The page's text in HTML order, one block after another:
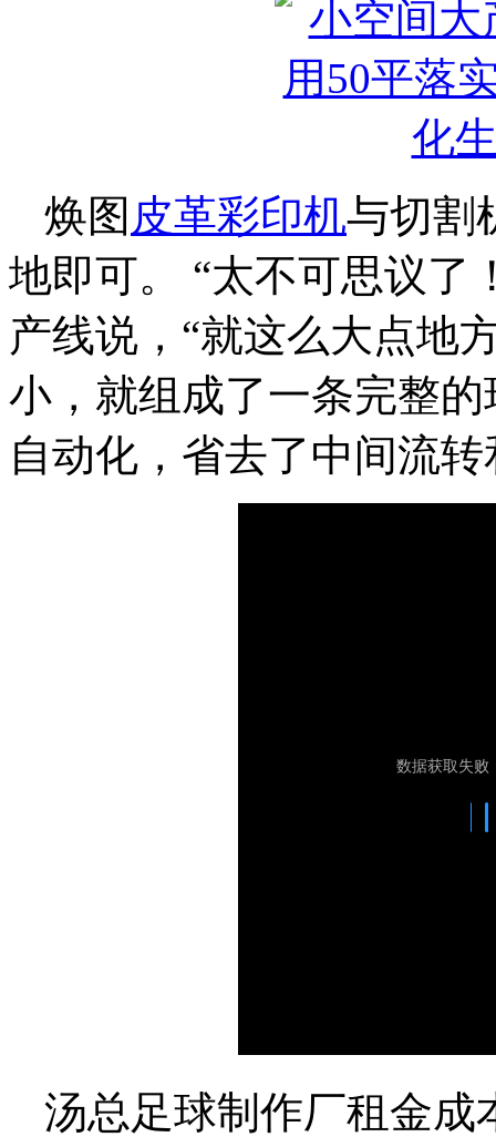
焕图 皮革彩印机与切割
地即可。 “太不可思议了
产线说，“就这么大点地
小，就组成了一条完整
自动化，省去了中间流
汤总足球制作厂租金成